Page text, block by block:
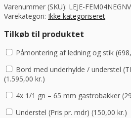
Varenummer (SKU): LEJE-
Varekategori: Ikke kategoriseret
Tilkøb til produktet
Påmontering af ledning og stik (
Bord med underhylde / understel
(1.595,00 kr.)
4x 1/1 gn – 65 mm gastrobakker (
Understel (Pris pr. mdr) (150,00 kr.)